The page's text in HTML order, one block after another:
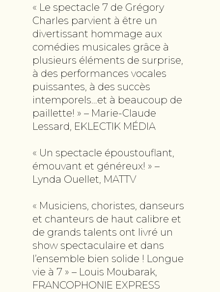
« Le spectacle 7 de Grégory
Charles parvient à être un
divertissant hommage aux
comédies musicales grâce à
plusieurs éléments de surprise,
à des performances vocales
puissantes, à des succès
intemporels…et à beaucoup de
paillette! » – Marie-Claude
Lessard, EKLECTIK MÉDIA
« Un spectacle époustouflant,
émouvant et généreux! » –
Lynda Ouellet, MATTV
« Musiciens, choristes, danseurs
et chanteurs de haut calibre et
de grands talents ont livré un
show spectaculaire et dans
l’ensemble bien solide ! Longue
vie à 7 » – Louis Moubarak,
FRANCOPHONIE EXPRESS